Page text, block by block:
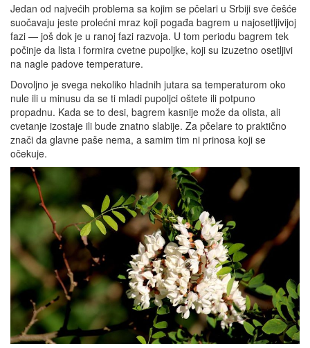
Jedan od najvećih problema sa kojim se pčelari u Srbiji sve češće
suočavaju jeste prolećni mraz koji pogađa bagrem u najosetljivijoj
fazi — još dok je u ranoj fazi razvoja. U tom periodu bagrem tek
počinje da lista i formira cvetne pupoljke, koji su izuzetno osetljivi
na nagle padove temperature.
Dovoljno je svega nekoliko hladnih jutara sa temperaturom oko
nule ili u minusu da se ti mladi pupoljci oštete ili potpuno
propadnu. Kada se to desi, bagrem kasnije može da olista, ali
cvetanje izostaje ili bude znatno slabije. Za pčelare to praktično
znači da glavne paše nema, a samim tim ni prinosa koji se
očekuje.